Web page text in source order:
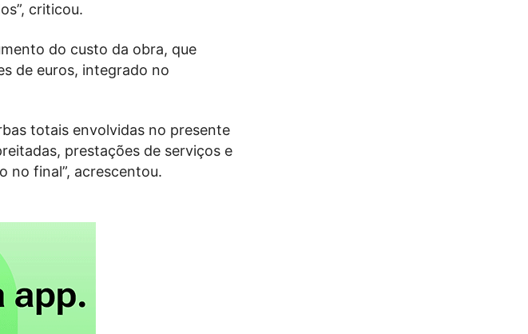
criticou.
do custo da obra, que
de euros, integrado no
totais envolvidas no presente
prestações de serviços e
no final”, acrescentou.